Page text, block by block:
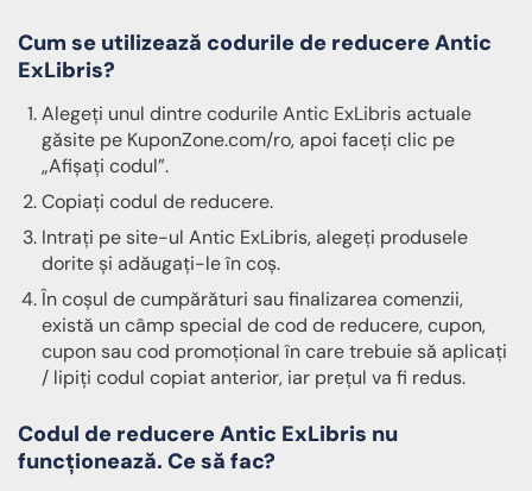
Cum se utilizează codurile de reducere Antic
ExLibris?
Alegeți unul dintre codurile Antic ExLibris actuale
găsite pe KuponZone.com/ro, apoi faceți clic pe
„Afișați codul”.
Copiați codul de reducere.
Intrați pe site-ul Antic ExLibris, alegeți produsele
dorite și adăugați-le în coș.
În coșul de cumpărături sau finalizarea comenzii,
există un câmp special de cod de reducere, cupon,
cupon sau cod promoțional în care trebuie să aplicați
/ lipiți codul copiat anterior, iar prețul va fi redus.
Codul de reducere Antic ExLibris nu
funcționează. Ce să fac?